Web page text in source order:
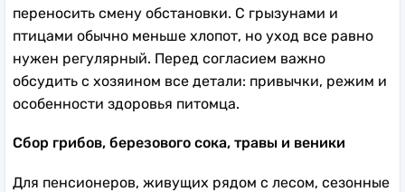
переносить смену обстановки. С грызунами и
птицами обычно меньше хлопот, но уход все равно
нужен регулярный. Перед согласием важно
обсудить с хозяином все детали: привычки, режим и
особенности здоровья питомца.
Сбор грибов, березового сока, травы и веники
Для пенсионеров, живущих рядом с лесом, сезонные